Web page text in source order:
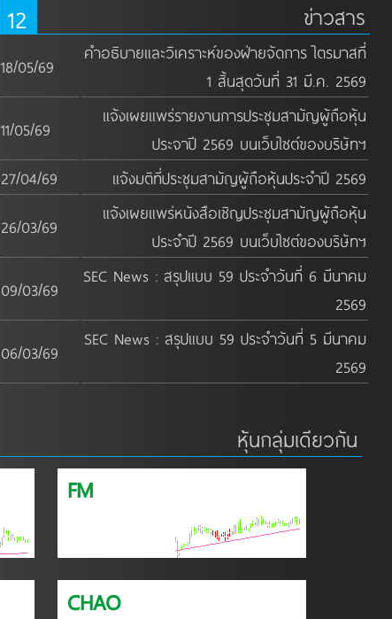
12 ข่าวสาร
18/05/69
คำอธิบายและวิเคราะห์ของฝ่ายจัดการ ไตรมาสที่
1 สิ้นสุดวันที่ 31 มี.ค. 2569
11/05/69
แจ้งเผยแพร่รายงานการประชุมสามัญผู้ถือหุ้น
ประจาปี 2569 บนเว็บไซต์ของบริษัทฯ
27/04/69
แจ้งมติที่ประชุมสามัญผู้ถือหุ้นประจำปี 2569
26/03/69
แจ้งเผยแพร่หนังสือเชิญประชุมสามัญผู้ถือหุ้น
ประจำปี 2569 บนเว็บไซต์ของบริษัทฯ
09/03/69
SEC News : สรุปแบบ 59 ประจำวันที่ 6 มีนาคม
2569
06/03/69
SEC News : สรุปแบบ 59 ประจำวันที่ 5 มีนาคม
2569
หุ้นกลุ่มเดียวกัน
FM
CHAO